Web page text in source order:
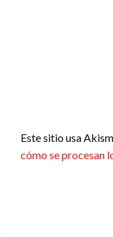
Este sitio usa
cómo se procesan